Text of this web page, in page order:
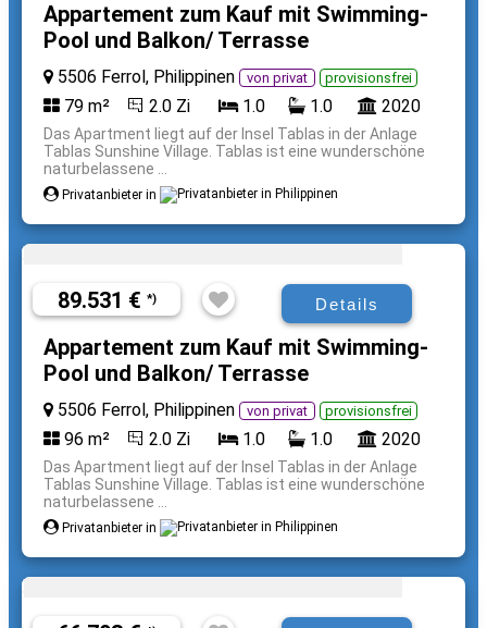
Appartement zum Kauf mit Swimming-
Pool und Balkon/ Terrasse
5506 Ferrol, Philippinen von privat provisionsfrei
79 m² 2.0 Zi 1.0 1.0 2020
Das Apartment liegt auf der Insel Tablas in der Anlage
Tablas Sunshine Village. Tablas ist eine wunderschöne
naturbelassene ...
Privatanbieter in
89.531 € *) Details
Appartement zum Kauf mit Swimming-
Pool und Balkon/ Terrasse
5506 Ferrol, Philippinen von privat provisionsfrei
96 m² 2.0 Zi 1.0 1.0 2020
Das Apartment liegt auf der Insel Tablas in der Anlage
Tablas Sunshine Village. Tablas ist eine wunderschöne
naturbelassene ...
Privatanbieter in